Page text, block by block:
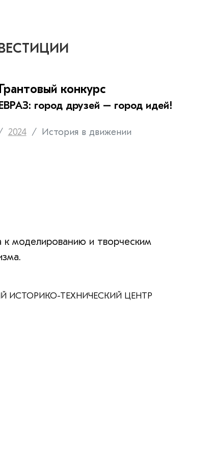
Грантовый конкурс
город друзей – город идей!
2024 История в движении
к моделированию и творческим
ИСТОРИКО-ТЕХНИЧЕСКИЙ ЦЕНТР